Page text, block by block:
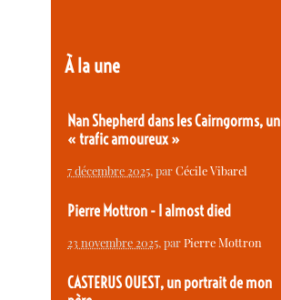
À la une
Nan Shepherd dans les Cairngorms, un
« trafic amoureux »
7 décembre 2025, parCécile Vibarel
Pierre Mottron - I almost died
23 novembre 2025, parPierre Mottron
CASTERUS OUEST, un portrait de mon